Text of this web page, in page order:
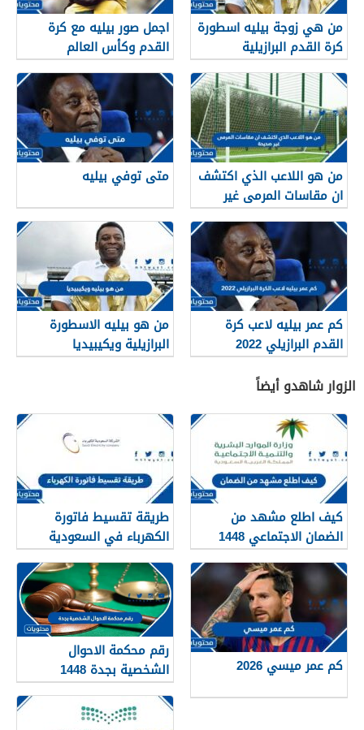
من هي زوجة بيليه اسطورة
كرة القدم البرازيلية
اجمل صور بيليه مع كرة
القدم وكأس العالم
من هو اللاعب الذي اكتشف
ان مقاسات المرمى غير
صحيحة
متى توفي بيليه
كم عمر بيليه لاعب كرة
القدم البرازيلي 2022
من هو بيليه الاسطورة
البرازيلية ويكيبيديا
الزوار شاهدو أيضاً
كيف اطلع مشهد من
الضمان الاجتماعي 1448
طريقة تقسيط فاتورة
الكهرباء في السعودية
1448 – 2026
كم عمر ميسي 2026
رقم محكمة الاحوال
الشخصية بجدة 1448